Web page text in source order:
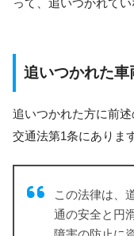
って、追いつかれて
追いつかれた
追いつかれた方に前
交通法第1条にありま
この法律は、
通の安全と円